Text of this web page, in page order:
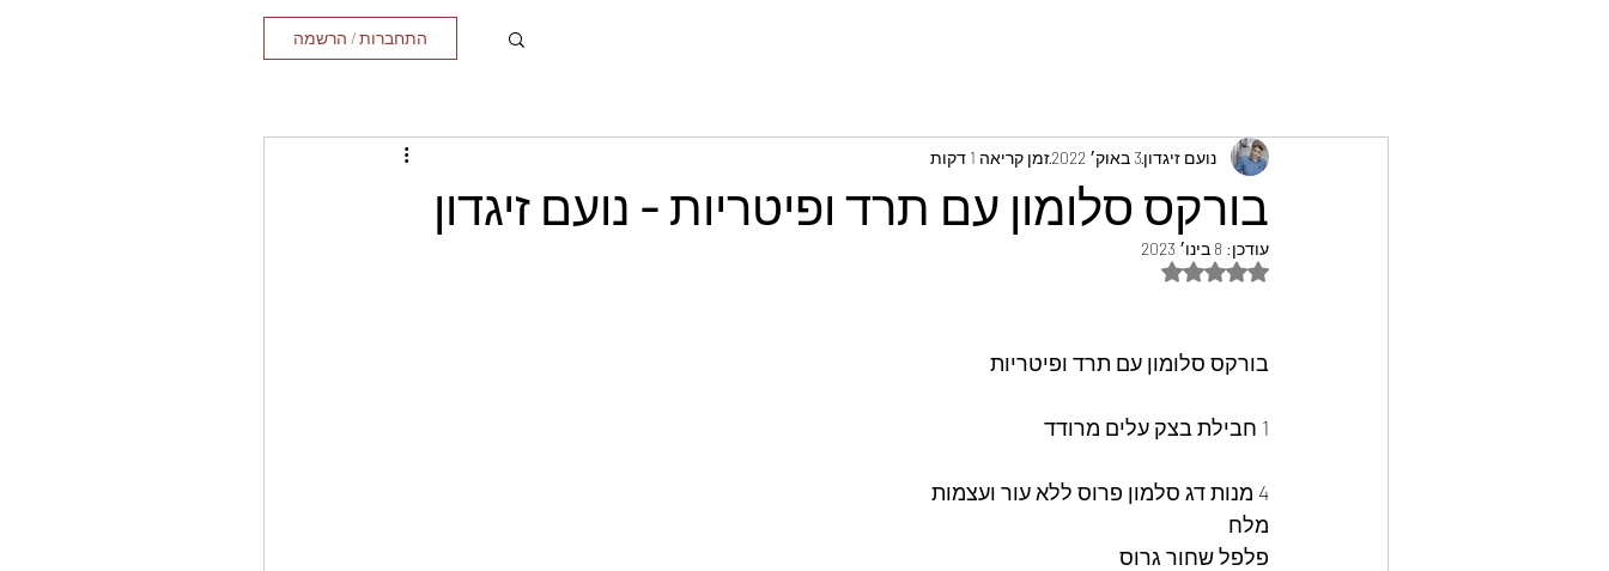
התחברות / הרשמה
בורקס סלומון עם תרד ופיטריות - נועם זיגדון
נועם זיגדון3 באוק׳ 2022 זמן קריאה 1 דקות
עודכן: 8 בינו׳ 2023
דירוג של NaN מתוך 5 כוכבים
בורקס סלומון עם תרד ופיטריות
1 חבילת בצק עלים מרודד
4 מנות דג סלמון פרוס ללא עור ועצמות
מלח
פלפל שחור גרוס